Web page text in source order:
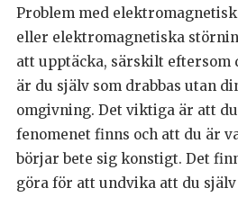
Problem med
eller elektromagnetiska
att upptäcka, särskilt eftersom
är du själv som drabbas utan
omgivning. Det viktiga är att
fenomenet finns och att du är
börjar bete sig konstigt. Det
göra för att undvika att du själv